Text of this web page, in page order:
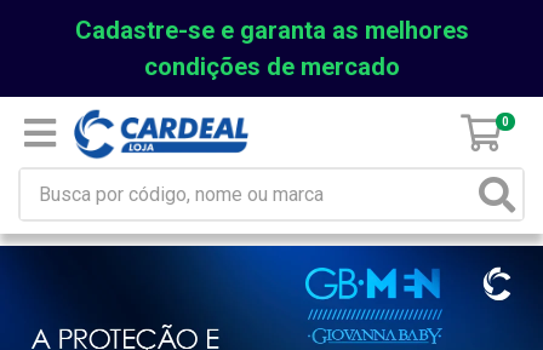
Cadastre-se e garanta as melhores
condições de mercado
0